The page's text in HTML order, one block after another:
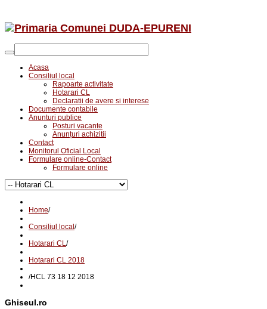
Acasa
Consiliul local
Rapoarte activitate
Hotarari CL
Declaratii de avere si interese
Documente contabile
Anunturi publice
Posturi vacante
Anunțuri achizitii
Contact
Monitorul Oficial Local
Formulare online-Contact
Formulare online
Home/
Consiliul local/
Hotarari CL/
Hotarari CL 2018
/HCL 73 18 12 2018
Ghiseul.ro